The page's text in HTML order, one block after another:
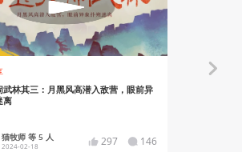
武林其三：月黑风高潜入敌营，眼前异
离
猫牧师 等 5 人
2024-02-18 297 146
会员专享